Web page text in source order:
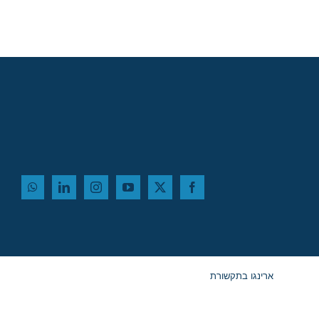
ארינגו בתקשורת